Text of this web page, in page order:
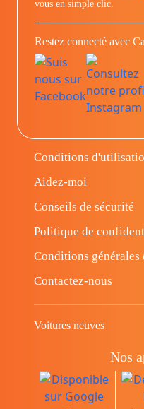
vous en simple clic.
Restez connecté avec
Conditions
Aidez-moi
Conseils de sécurité
Politique de
Conditions générales
Contactez-nous
Voitures neuves
Nos